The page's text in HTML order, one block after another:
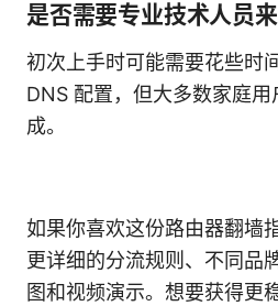
是否需要专业技术人员来
初次上手时可能需要花些时
DNS 配置，但大多数家庭
成。
如果你喜欢这份路由器翻墙
更详细的分流规则、不同品
图和视频演示。想要获得更